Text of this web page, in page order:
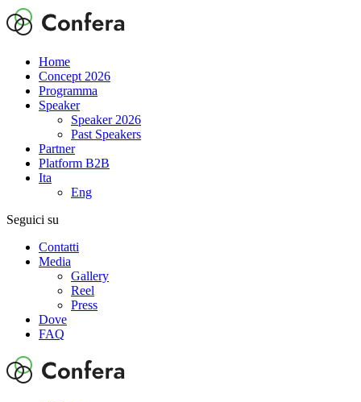
Home
Concept 2026
Programma
Speaker
Speaker 2026
Past Speakers
Partner
Platform B2B
Ita
Eng
Seguici su
Contatti
Media
Gallery
Reel
Press
Dove
FAQ